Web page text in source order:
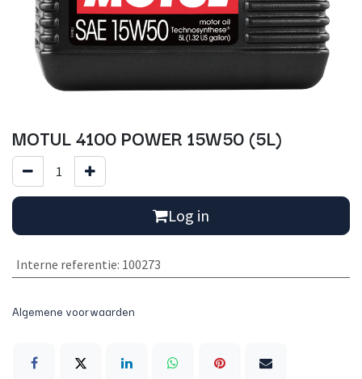
MOTUL 4100 POWER 15W50 (5L)
Log in
Interne referentie: 100273
Algemene voorwaarden